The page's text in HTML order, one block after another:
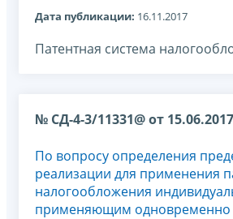
Дата публикации: 16.11.2017
Патентная система
№ СД-4-3/11331@ от 15.06.2017
По вопросу определения
реализации для применения
налогообложения
применяющим одновременно